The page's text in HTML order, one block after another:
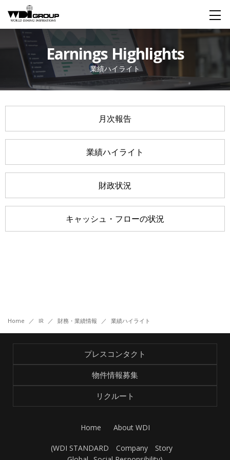
Home
About WDI
Company
企業概要 毎日生まれる物語
社会貢献活動
Restaurant
Wedding
財務・業績情報 IRライブラリー 株式情報 電子公告
よくあるご質問 IRお問い合わせ 免責事項
Franchise
Contact
Earnings Highlights
業績ハイライト
月次報告
業績ハイライト
財政状況
キャッシュ・フローの状況
Home ／ IR ／ 財務・業績情報 ／ 業績ハイライト
プレスコンタクト
物件情報募集
リクルート
Home About WDI
(WDI STANDARD Company
Story